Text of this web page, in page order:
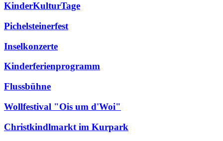
KinderKulturTage
Pichelsteinerfest
Inselkonzerte
Kinderferienprogramm
Flussbühne
Wollfestival "Ois um d'Woi"
Christkindlmarkt im Kurpark